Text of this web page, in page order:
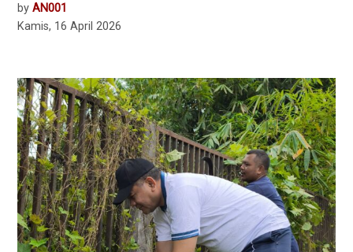
by AN001
Kamis, 16 April 2026